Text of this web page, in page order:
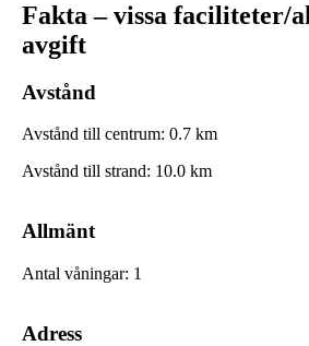
Fakta – vissa faciliteter/
avgift
Avstånd
Avstånd till centrum: 0.7 km
Avstånd till strand: 10.0 km
Allmänt
Antal våningar: 1
Adress